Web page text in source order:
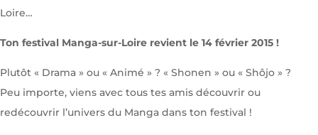
Loire…
Ton festival Manga-sur-Loire revient le 14 février 2015 !
Plutôt « Drama » ou « Animé » ? « Shonen » ou « Shôjo » ?
Peu importe, viens avec tous tes amis découvrir ou
redécouvrir l’univers du Manga dans ton festival !